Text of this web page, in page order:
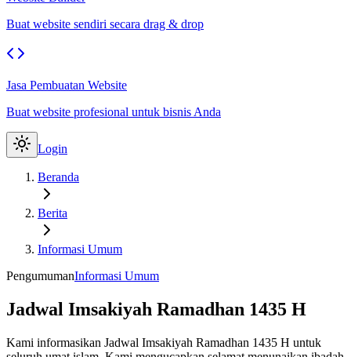
Buat website sendiri secara drag & drop
Jasa Pembuatan Website
Buat website profesional untuk bisnis Anda
Login
Beranda
Berita
Informasi Umum
PengumumanInformasi Umum
Jadwal Imsakiyah Ramadhan 1435 H
Kami informasikan Jadwal Imsakiyah Ramadhan 1435 H untuk